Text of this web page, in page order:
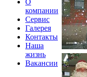
О
компании
Сервис
Галерея
Контакты
Наша
жизнь
Вакансии